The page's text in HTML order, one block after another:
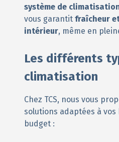
système de
vous garantit fraîcheur
intérieur, même en
Les différents
climatisation
Chez TCS, nous vous
solutions adaptées à
budget :